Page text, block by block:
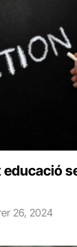
educació
26, 2024